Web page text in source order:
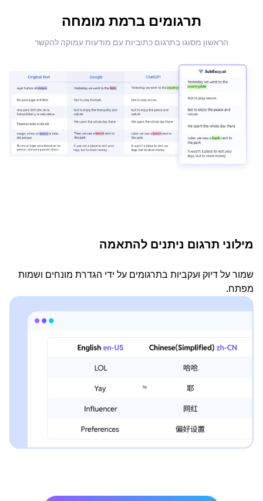
תרגומים ברמת מומחה
הראשון מסוגו בתרגום כתוביות עם מודעות עמוקה להקשר
מילוני תרגום ניתנים להתאמה
שמור על דיוק ועקביות בתרגומים על ידי הגדרת מונחים ושמות
מפתח.